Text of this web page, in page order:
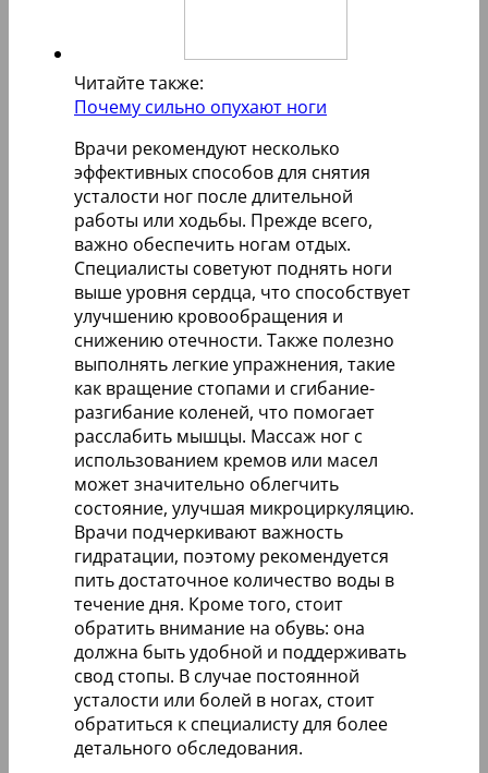
Читайте также:
Почему сильно опухают ноги
Врачи рекомендуют несколько
эффективных способов для снятия
усталости ног после длительной
работы или ходьбы. Прежде всего,
важно обеспечить ногам отдых.
Специалисты советуют поднять ноги
выше уровня сердца, что способствует
улучшению кровообращения и
снижению отечности. Также полезно
выполнять легкие упражнения, такие
как вращение стопами и сгибание-
разгибание коленей, что помогает
расслабить мышцы. Массаж ног с
использованием кремов или масел
может значительно облегчить
состояние, улучшая микроциркуляцию.
Врачи подчеркивают важность
гидратации, поэтому рекомендуется
пить достаточное количество воды в
течение дня. Кроме того, стоит
обратить внимание на обувь: она
должна быть удобной и поддерживать
свод стопы. В случае постоянной
усталости или болей в ногах, стоит
обратиться к специалисту для более
детального обследования.